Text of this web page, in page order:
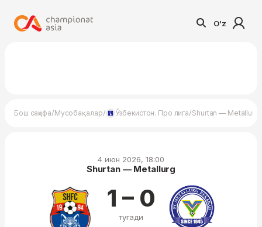
O'z
Бош саҳифа/Мусобақалар/ Ўзбекистон. Про лига/Shurtan — Metallurg
4 июн 2026, 18:00
Shurtan — Metallurg
1 – 0
тугади